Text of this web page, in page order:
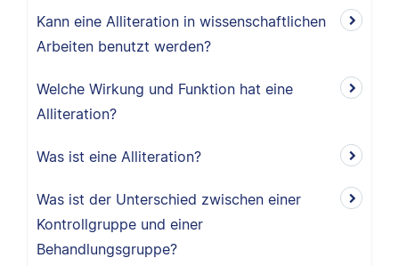
Kann eine Alliteration in wissenschaftlichen
Arbeiten benutzt werden?
Welche Wirkung und Funktion hat eine
Alliteration?
Was ist eine Alliteration?
Was ist der Unterschied zwischen einer
Kontrollgruppe und einer
Behandlungsgruppe?